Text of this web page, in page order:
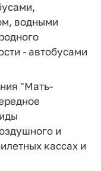
водными
- автобусами
"Мать-
и
кассах и